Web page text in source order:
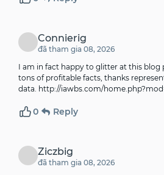
Connierig
đã tham gia 08, 2026
I am in fact happy to glitter at this blog
tons of profitable facts, thanks
data. http://iawbs.com/
0 Reply
Ziczbig
đã tham gia 08, 2026